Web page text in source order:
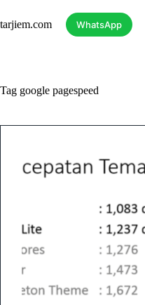
content
tarjiem.com WhatsApp
Tag google pagespeed